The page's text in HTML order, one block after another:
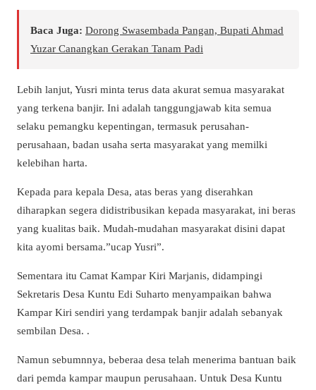
Baca Juga: Dorong Swasembada Pangan, Bupati Ahmad
Yuzar Canangkan Gerakan Tanam Padi
Lebih lanjut, Yusri minta terus data akurat semua masyarakat
yang terkena banjir. Ini adalah tanggungjawab kita semua
selaku pemangku kepentingan, termasuk perusahan-
perusahaan, badan usaha serta masyarakat yang memilki
kelebihan harta.
Kepada para kepala Desa, atas beras yang diserahkan
diharapkan segera didistribusikan kepada masyarakat, ini beras
yang kualitas baik. Mudah-mudahan masyarakat disini dapat
kita ayomi bersama.”ucap Yusri”.
Sementara itu Camat Kampar Kiri Marjanis, didampingi
Sekretaris Desa Kuntu Edi Suharto menyampaikan bahwa
Kampar Kiri sendiri yang terdampak banjir adalah sebanyak
sembilan Desa. .
Namun sebumnnya, beberaa desa telah menerima bantuan baik
dari pemda kampar maupun perusahaan. Untuk Desa Kuntu